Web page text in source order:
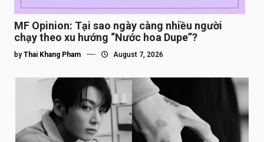
MF Opinion: Tại sao ngày càng nhiều người
chạy theo xu hướng “Nước hoa Dupe”?
by Thai Khang Pham August 7, 2026